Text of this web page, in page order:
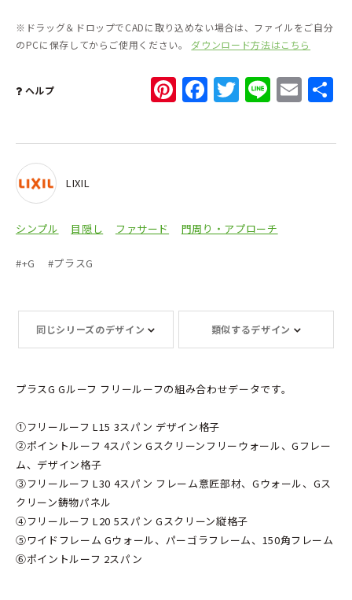
※ドラッグ＆ドロップでCADに取り込めない場合は、ファイルをご自分
のPCに保存してからご使用ください。 ダウンロード方法はこちら
ヘルプ Pinterest
Facebook
Twitter
Line
LIXIL
シンプル 目隠し ファサード 門周り・アプローチ
#+G #プラスG
同じシリーズのデザイン 類似するデザイン
プラスG Gルーフ フリールーフの組み合わせデータです。
①フリールーフ L15 3スパン デザイン格子
②ポイントルーフ 4スパン Gスクリーンフリーウォール、Gフレー
ム、デザイン格子
③フリールーフ L30 4スパン フレーム意匠部材、Gウォール、Gス
クリーン鋳物パネル
④フリールーフ L20 5スパン Gスクリーン縦格子
⑤ワイドフレーム Gウォール、パーゴラフレーム、150角フレーム
⑥ポイントルーフ 2スパン